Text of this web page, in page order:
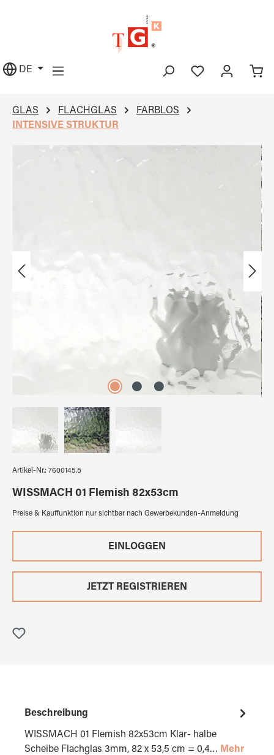
DE
GLAS FLACHGLAS
FARBLOS
INTENSIVE STRUKTUR
Artikel-Nr.: 7600145.5
WISSMACH 01 Flemish 82x53cm
Preise & Kauffunktion nur sichtbar nach Gewerbekunden-Anmeldung
EINLOGGEN
JETZT REGISTRIEREN
Beschreibung
WISSMACH 01 Flemish 82x53cm Klar- halbe
Scheibe Flachglas 3mm, 82 x 53,5 cm = 0,4… Mehr